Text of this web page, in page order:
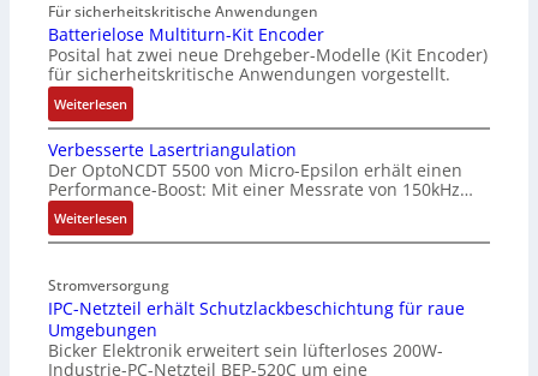
Für sicherheitskritische Anwendungen
Batterielose Multiturn-Kit Encoder
Posital hat zwei neue Drehgeber-Modelle (Kit Encoder)
für sicherheitskritische Anwendungen vorgestellt.
Weiterlesen:
B
a
t
t
e
r
e
l
o
s
Verbesserte Lasertriangulation
Der OptoNCDT 5500 von Micro-Epsilon erhält einen
Performance-Boost: Mit einer Messrate von 150kHz…
Weiterlesen:
V
r
b
e
s
Stromversorgung
IPC-Netzteil erhält Schutzlackbeschichtung für raue
Umgebungen
Bicker Elektronik erweitert sein lüfterloses 200W-
Industrie-PC-Netzteil BEP-520C um eine